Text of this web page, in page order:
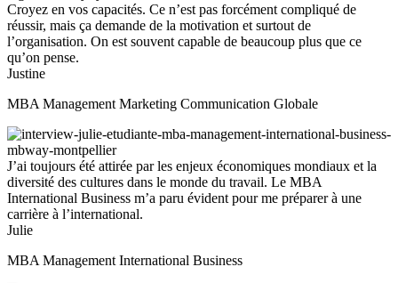
Croyez en vos capacités. Ce n’est pas forcément compliqué de
réussir, mais ça demande de la motivation et surtout de
l’organisation. On est souvent capable de beaucoup plus que ce
qu’on pense.
Justine
MBA Management Marketing Communication Globale
J’ai toujours été attirée par les enjeux économiques mondiaux et la
diversité des cultures dans le monde du travail. Le MBA
International Business m’a paru évident pour me préparer à une
carrière à l’international.
Julie
MBA Management International Business